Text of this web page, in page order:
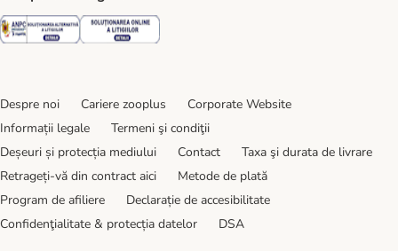
Security Security
Despre noi Cariere zooplus
Corporate Website
Informații legale
Termeni şi condiţii
Deșeuri și protecția mediului
Contact
Taxa şi durata de livrare
Retrageți-vă din contract aici
Metode de plată
Program de afiliere
Declarație de accesibilitate
Confidenţialitate & protecția datelor
DSA